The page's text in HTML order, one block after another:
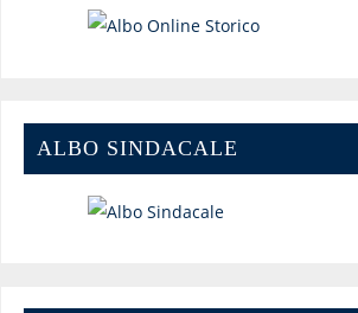
ALBO SINDACALE